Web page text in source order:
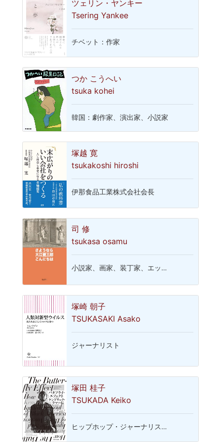
ツェリン・ヤンキー
Tsering Yankee
チベット：作家
つか こうへい
tsuka kohei
韓国：劇作家、演出家、小説家
塚越 寛
tsukakoshi hiroshi
伊那食品工業株式会社会長
司 修
tsukasa osamu
小説家、画家、装丁家、エッ…
塚崎 朝子
TSUKASAKI Asako
ジャーナリスト
塚田 桂子
TSUKADA Keiko
ヒップホップ・ジャーナリス…